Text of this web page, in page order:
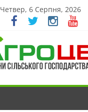
Четвер, 6 Серпня, 2026